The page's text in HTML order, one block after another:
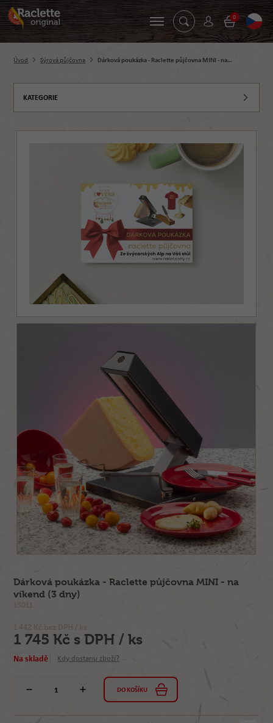
0
Úvod Sýrová půjčovna Dárková poukázka - Raclette půjčovna MINI - na…
KATEGORIE
Dárková poukázka - Raclette půjčovna MINI - na
víkend (3 dny)
15011
1 442 Kč bez DPH / ks
1 745 Kč s DPH / ks
Na skladě Kdy dostanu zboží?
DO KOŠÍKU